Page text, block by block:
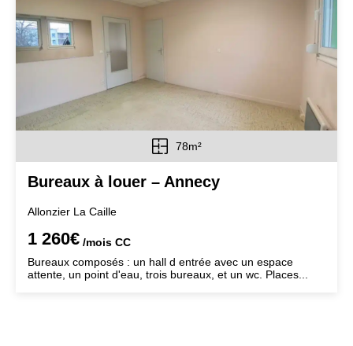
78m²
Bureaux à louer – Annecy
Allonzier La Caille
1 260€ /mois CC
Bureaux composés : un hall d entrée avec un espace
attente, un point d'eau, trois bureaux, et un wc. Places...